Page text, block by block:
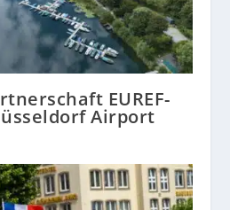
EUREF-
Airport